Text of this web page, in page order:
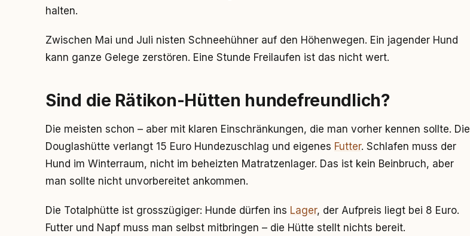
halten.
Zwischen Mai und Juli nisten Schneehühner auf den Höhenwegen. Ein jagender Hund
kann ganze Gelege zerstören. Eine Stunde Freilaufen ist das nicht wert.
Sind die Rätikon-Hütten hundefreundlich?
Die meisten schon – aber mit klaren Einschränkungen, die man vorher kennen sollte. Die
Douglashütte verlangt 15 Euro Hundezuschlag und eigenes Futter. Schlafen muss der
Hund im Winterraum, nicht im beheizten Matratzenlager. Das ist kein Beinbruch, aber
man sollte nicht unvorbereitet ankommen.
Die Totalphütte ist grosszügiger: Hunde dürfen ins Lager, der Aufpreis liegt bei 8 Euro.
Futter und Napf muss man selbst mitbringen – die Hütte stellt nichts bereit.